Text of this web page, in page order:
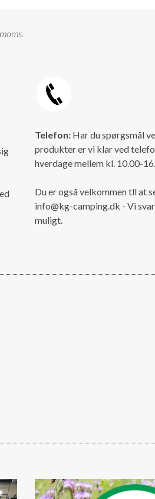
Telefon: Har du spørgsmål
produkter er vi klar ved
hverdage mellem kl. 10.00-
Du er også velkommen tll at
info@kg-camping.dk - Vi
muligt.